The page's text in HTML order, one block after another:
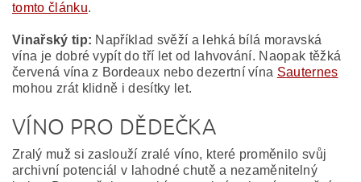
tomto článku.
Vinařský tip: Například svěží a lehká bílá moravská
vína je dobré vypít do tří let od lahvování. Naopak těžká
červená vína z Bordeaux nebo dezertní vína Sauternes
mohou zrát klidně i desítky let.
VÍNO PRO DĚDEČKA
Zralý muž si zaslouží zralé víno, které proměnilo svůj
archivní potenciál v lahodné chutě a nezaměnitelný